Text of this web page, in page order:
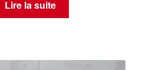
Lire la suite